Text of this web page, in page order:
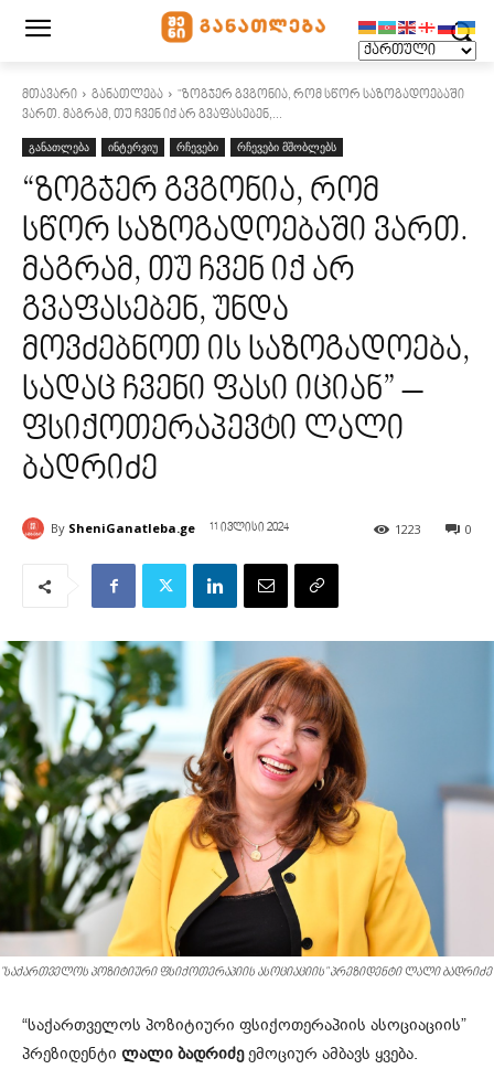
მთავარი განათლება
"ზოგჯერ გვგონია, რომ სწორ საზოგადოებაში
ვართ. მაგრამ, თუ ჩვენ იქ არ გვაფასებენ,...
განათლება ინტერვიუ რჩევები რჩევები მშობლებს
“ზოგჯერ გვგონია, რომ
სწორ საზოგადოებაში ვართ.
მაგრამ, თუ ჩვენ იქ არ
გვაფასებენ, უნდა
მოვძებნოთ ის საზოგადოება,
სადაც ჩვენი ფასი იციან” –
ფსიქოთერაპევტი ლალი
ბადრიძე
By SheniGanatleba.ge 11 ივლისი 2024 0
1223
"საქართველოს პოზიტიური ფსიქოთერაპიის ასოციაციის" პრეზიდენტი ლალი ბადრიძე
“საქართველოს პოზიტიური ფსიქოთერაპიის ასოციაციის”
პრეზიდენტი ლალი ბადრიძეემოციურ ამბავს ყვება.